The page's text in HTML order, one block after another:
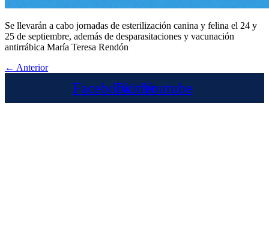
Se llevarán a cabo jornadas de esterilización canina y felina el 24 y
25 de septiembre, además de desparasitaciones y vacunación
antirrábica María Teresa Rendón
← Anterior
FacebookTwitterYoutube